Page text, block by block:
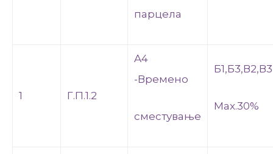
парцела
1 Г.П.1.2
A4
-Времено
сместување
Мах.30%